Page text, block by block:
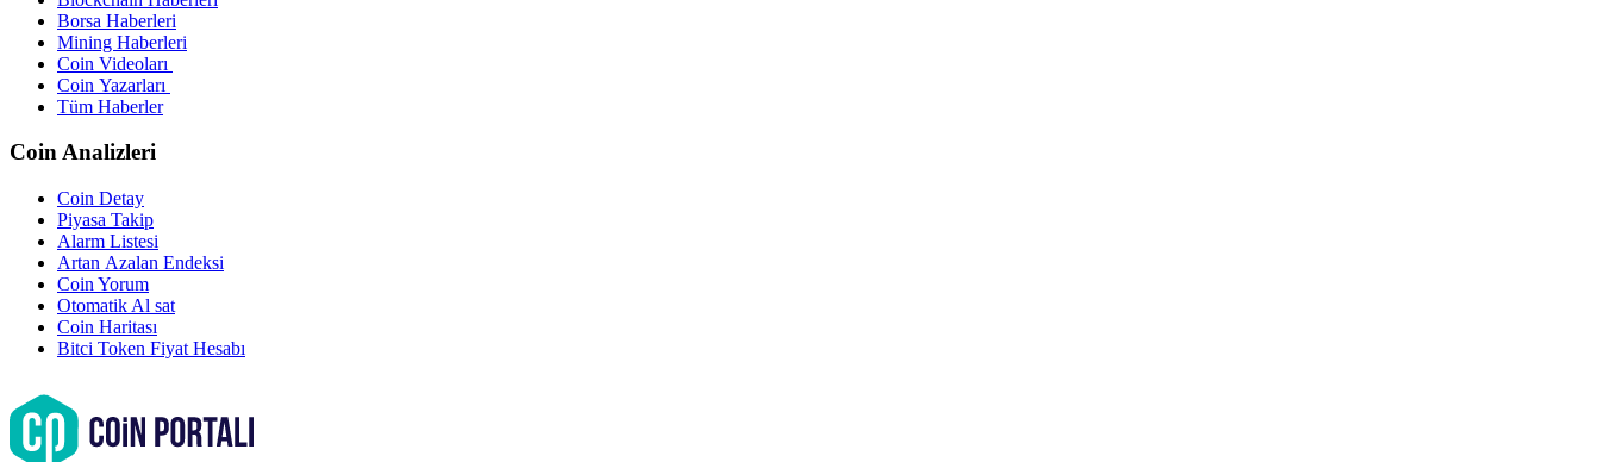
Borsa Haberleri
Mining Haberleri
Coin Videoları
Coin Yazarları
Tüm Haberler
Coin Analizleri
Coin Detay
Piyasa Takip
Alarm Listesi
Artan Azalan Endeksi
Coin Yorum
Otomatik Al sat
Coin Haritası
Bitci Token Fiyat Hesabı